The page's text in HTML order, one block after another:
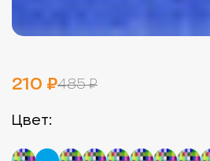
210 ₽485 ₽
Цвет: